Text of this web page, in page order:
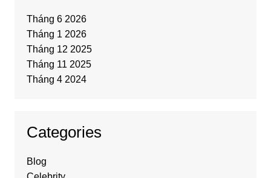
Tháng 6 2026
Tháng 1 2026
Tháng 12 2025
Tháng 11 2025
Tháng 4 2024
Categories
Blog